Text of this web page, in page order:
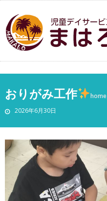
おりがみ工作
2026年6月30日
home